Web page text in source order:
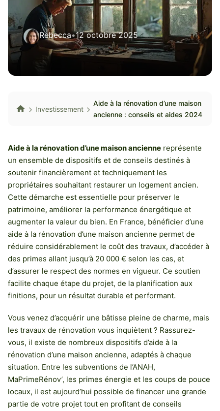
Rebecca•12 octobre 2025
Investissement
Aide à la rénovation d’une maison
ancienne : conseils et aides 2024
Aide à la rénovation d’une maison ancienne représente
un ensemble de dispositifs et de conseils destinés à
soutenir financièrement et techniquement les
propriétaires souhaitant restaurer un logement ancien.
Cette démarche est essentielle pour préserver le
patrimoine, améliorer la performance énergétique et
augmenter la valeur du bien. En France, bénéficier d’une
aide à la rénovation d’une maison ancienne permet de
réduire considérablement le coût des travaux, d’accéder à
des primes allant jusqu’à 20 000 € selon les cas, et
d’assurer le respect des normes en vigueur. Ce soutien
facilite chaque étape du projet, de la planification aux
finitions, pour un résultat durable et performant.
Vous venez d’acquérir une bâtisse pleine de charme, mais
les travaux de rénovation vous inquiètent ? Rassurez-
vous, il existe de nombreux dispositifs d’aide à la
rénovation d’une maison ancienne, adaptés à chaque
situation. Entre les subventions de l’ANAH,
MaPrimeRénov’, les primes énergie et les coups de pouce
locaux, il est aujourd’hui possible de financer une grande
partie de votre projet tout en profitant de conseils